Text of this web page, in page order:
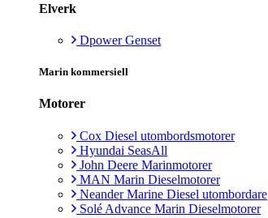
Elverk
Dpower Genset
Marin kommersiell
Motorer
Cox Diesel utombordsmotorer
Hyundai SeasAll
John Deere Marinmotorer
MAN Marin Dieselmotorer
Neander Marine Diesel utombordare
Solé Advance Marin Dieselmotorer